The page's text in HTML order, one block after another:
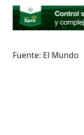
Fuente: El Mundo